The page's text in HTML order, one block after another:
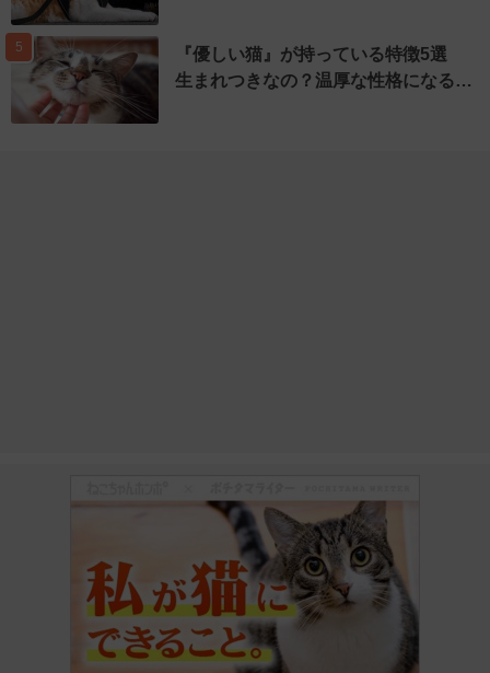
5
『優しい猫』が持っている特徴5選
生まれつきなの？温厚な性格になる…